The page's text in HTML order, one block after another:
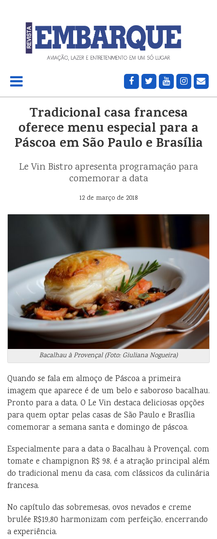
Tradicional casa francesa
oferece menu especial para a
Páscoa em São Paulo e Brasília
Le Vin Bistro apresenta programação para
comemorar a data
12 de março de 2018
Bacalhau à Provençal (Foto: Giuliana Nogueira)
Quando se fala em almoço de Páscoa a primeira
imagem que aparece é de um belo e saboroso bacalhau.
Pronto para a data, O Le Vin destaca deliciosas opções
para quem optar pelas casas de São Paulo e Brasília
comemorar a semana santa e domingo de páscoa.
Especialmente para a data o Bacalhau à Provençal, com
tomate e champignon R$ 98, é a atração principal além
do tradicional menu da casa, com clássicos da culinária
francesa.
No capítulo das sobremesas, ovos nevados e creme
brulée R$19,80 harmonizam com perfeição, encerrando
a experiência.